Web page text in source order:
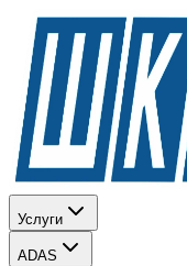
Услуги
ADAS